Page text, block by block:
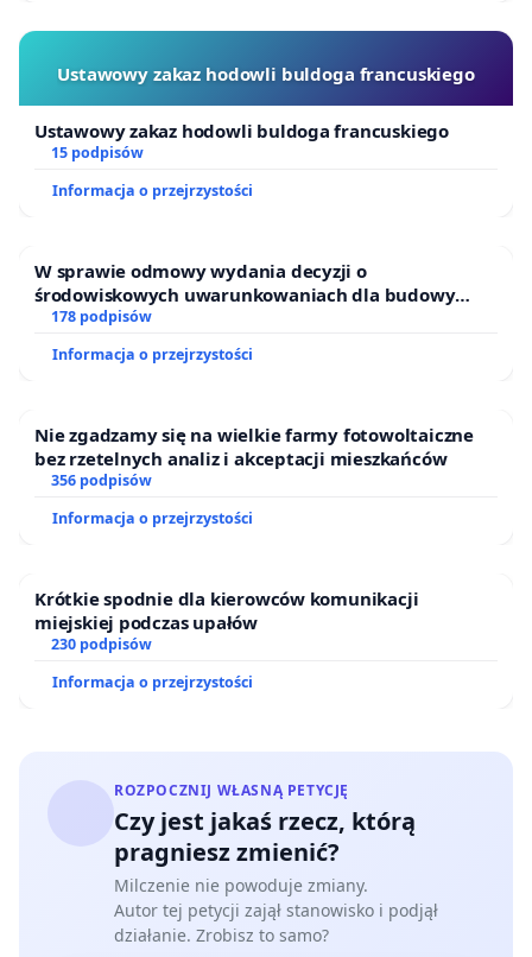
Ustawowy zakaz hodowli buldoga francuskiego
Ustawowy zakaz hodowli buldoga francuskiego
15 podpisów
Informacja o przejrzystości
W sprawie odmowy wydania decyzji o
środowiskowych uwarunkowaniach dla budowy
zakładu wytwarzania biometanu „Krynki” w
Puszczy Knyszyńskiej
178 podpisów
Informacja o przejrzystości
Nie zgadzamy się na wielkie farmy fotowoltaiczne
bez rzetelnych analiz i akceptacji mieszkańców
356 podpisów
Informacja o przejrzystości
Krótkie spodnie dla kierowców komunikacji
miejskiej podczas upałów
230 podpisów
Informacja o przejrzystości
ROZPOCZNIJ WŁASNĄ PETYCJĘ
Czy jest jakaś rzecz, którą
pragniesz zmienić?
Milczenie nie powoduje zmiany.
Autor tej petycji zajął stanowisko i podjął
działanie. Zrobisz to samo?